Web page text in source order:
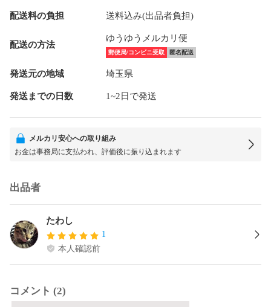
配送料の負担 送料込み(出品者負担)
配送の方法
ゆうゆうメルカリ便
郵便局/コンビニ受取 匿名配送
発送元の地域 埼玉県
発送までの日数 1~2日で発送
メルカリ安心への取り組み
お金は事務局に支払われ、評価後に振り込まれます
出品者
たわし
1
本人確認前
コメント (2)